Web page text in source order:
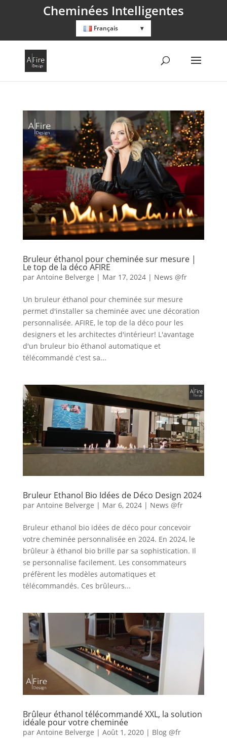
Français
Cheminées Intelligentes
Bruleur éthanol pour cheminée sur mesure |
Le top de la déco AFIRE
par Antoine Belverge | Mar 17, 2024| News @fr
Un bruleur éthanol pour cheminée sur mesure
permet d'installer sa cheminée avec une décoration
personnalisée. AFIRE, le top de la déco pour les
designers et les architectes d'intérieur! L'avantage
d'un bruleur bio éthanol automatique et
télécommandé c'est sa...
Bruleur Ethanol Bio Idées de Déco Design 2024
par Antoine Belverge | Mar 6, 2024| News @fr
Bruleur ethanol bio idées de déco pour concevoir
votre cheminée personnalisée en 2024. En 2024, le
brûleur à éthanol bio brille par sa sophistication. Il
se personnalise facilement. Les consommateurs
préfèrent les modèles automatiques et
télécommandés. Ces brûleurs...
Brûleur éthanol télécommandé XXL, la solution
idéale pour votre cheminée
par Antoine Belverge | Août 1, 2020| Blog @fr